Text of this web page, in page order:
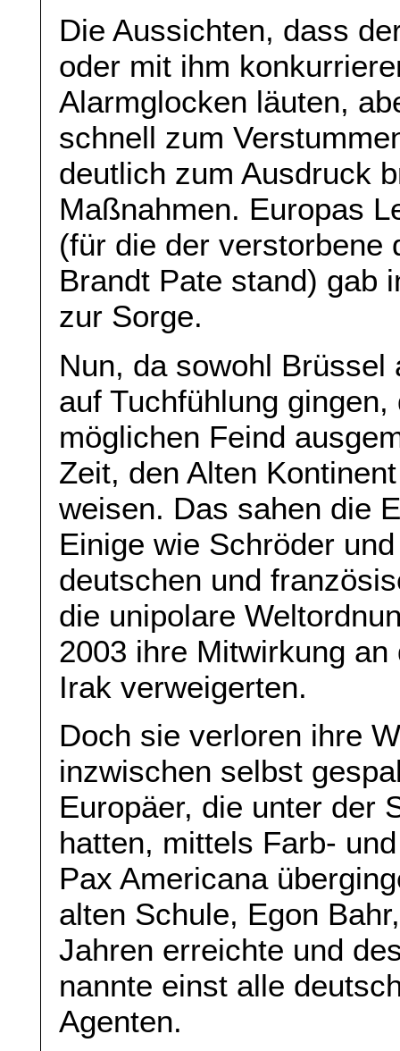
Die Aussichten, dass
oder mit ihm
Alarmglocken läuten,
schnell zum
deutlich zum Ausdruck
Maßnahmen. Europas
(für die der verstorbene
Brandt Pate stand) gab
zur Sorge.
Nun, da sowohl
auf Tuchfühlung
möglichen Feind
Zeit, den Alten
weisen. Das sahen die
Einige wie Schröder
deutschen und
die unipolare
2003 ihre Mitwirkung
Irak verweigerten.
Doch sie verloren ihre
inzwischen selbst
Europäer, die unter der
hatten, mittels Farb-
Pax Americana
alten Schule, Egon
Jahren erreichte und
nannte einst alle
Agenten.